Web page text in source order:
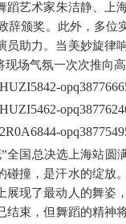
蹈艺术家朱洁静
上
辞颁奖 。 此外，多位
员助力。当美妙旋律
场气氛一次次推向高
全国 总决选 上海站 圆
碰撞，是汗水的绽放
展现了最动人的舞姿
结束，但舞蹈的精神